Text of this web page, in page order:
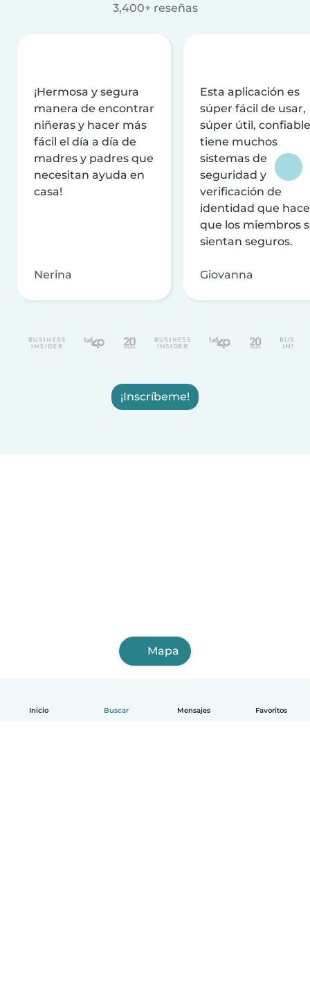
Inicio Buscar Mensajes Favoritos
3,400+ reseñas
¡Hermosa y segura
manera de encontrar
niñeras y hacer más
fácil el día a día de
madres y padres que
necesitan ayuda en
casa!
Nerina
Esta aplicación es
súper fácil de usar,
súper útil,
tiene muchos
sistemas de
seguridad y
verificación de
identidad que
que los miembros
sientan seguros.
Giovanna
¡Inscríbeme!
Mapa